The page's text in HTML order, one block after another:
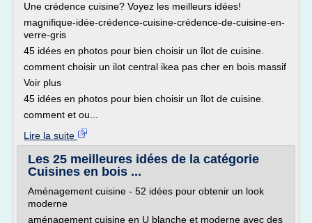
Une crédence cuisine? Voyez les meilleurs idées!
magnifique-idée-crédence-cuisine-crédence-de-cuisine-en-
verre-gris
45 idées en photos pour bien choisir un îlot de cuisine.
comment choisir un ilot central ikea pas cher en bois massif
Voir plus
45 idées en photos pour bien choisir un îlot de cuisine.
comment et ou...
Lire la suite
Les 25 meilleures idées de la catégorie
Cuisines en bois ...
Aménagement cuisine - 52 idées pour obtenir un look
moderne
aménagement cuisine en U blanche et moderne avec des